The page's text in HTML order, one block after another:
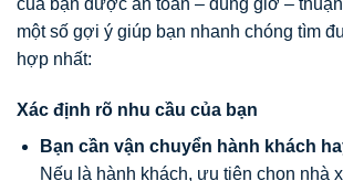
của bạn được an toàn – đúng giờ –
một số gợi ý giúp bạn nhanh chóng tìm
hợp nhất:
Xác định rõ nhu cầu của bạn
Bạn cần vận chuyển hành khách
Nếu là hành khách, ưu tiên chọn nhà